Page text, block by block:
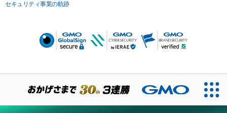
セキュリティ事業の軌跡